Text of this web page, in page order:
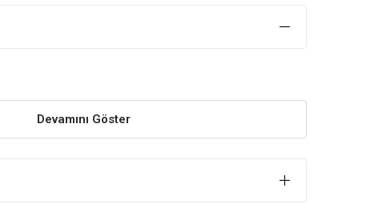
Devamını Göster